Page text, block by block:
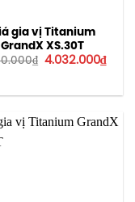
gia vị Titanium
GrandX XS.30T
₫ Giá
4.032.000₫Giá